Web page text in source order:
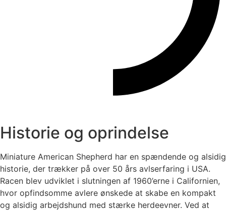
Historie og oprindelse
Miniature American Shepherd har en spændende og alsidig
historie, der trækker på over 50 års avlserfaring i USA.
Racen blev udviklet i slutningen af 1960’erne i Californien,
hvor opfindsomme avlere ønskede at skabe en kompakt
og alsidig arbejdshund med stærke herdeevner. Ved at